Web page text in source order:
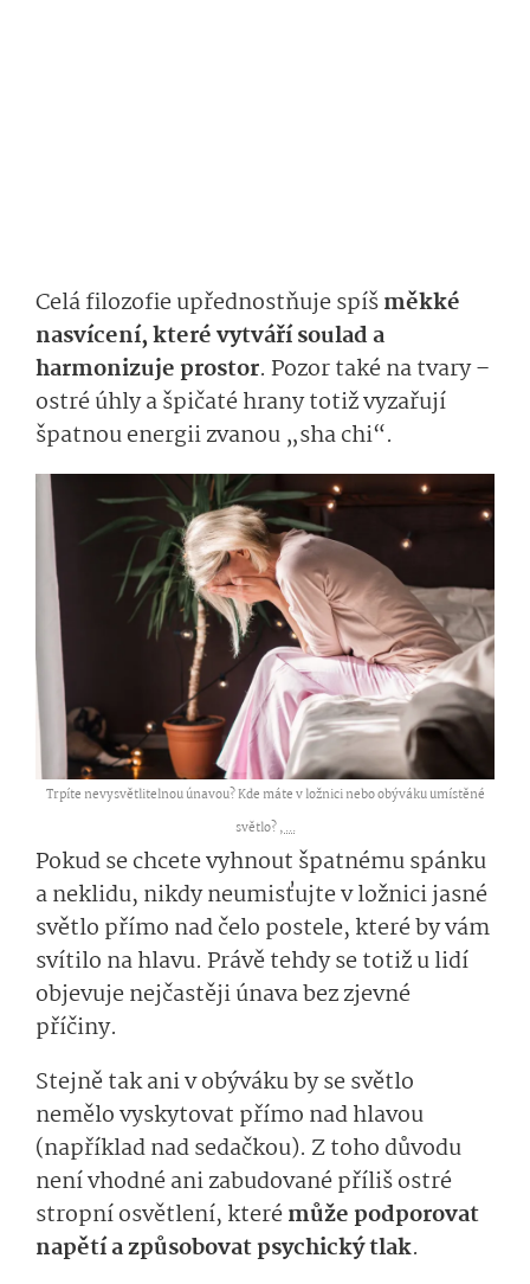
Celá filozofie upřednostňujespíšměk­ké
nasvícení, které vytváří soulad a
harmonizuje prostor. Pozor také na tvary –
ostré úhly a špičaté hrany totiž vyzařují
špatnou energii zvanou „shachi“.
Trpíte nevysvětlitelnou únavou? Kde máte v ložnici nebo obýváku umístěné
světlo? ,...
Pokud se chcete vyhnout špatnému spánku
a neklidu, nikdy neumisťujte v ložnici jasné
světlo přímo nad čelo postele, které by vám
svítilo na hlavu. Právě tehdy se totiž u lidí
objevuje nejčastěji únava bez zjevné
příčiny.
Stejně tak ani v obýváku by se světlo
nemělo vyskytovat přímo nad hlavou
(například nad sedačkou). Z toho důvodu
není vhodné ani zabudované příliš ostré
stropní osvětlení, kterémůžepodporovat
napětí a způsobovatpsychic­ký tlak.